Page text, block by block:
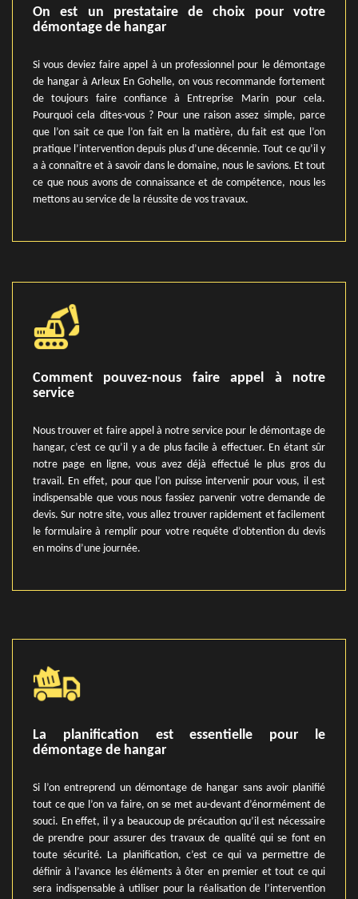
On est un prestataire de choix pour votre
démontage de hangar
Si vous deviez faire appel à un professionnel pour le démontage
de hangar à Arleux En Gohelle, on vous recommande fortement
de toujours faire confiance à Entreprise Marin pour cela.
Pourquoi cela dites-vous ? Pour une raison assez simple, parce
que l’on sait ce que l’on fait en la matière, du fait est que l’on
pratique l’intervention depuis plus d’une décennie. Tout ce qu’il y
a à connaître et à savoir dans le domaine, nous le savions. Et tout
ce que nous avons de connaissance et de compétence, nous les
mettons au service de la réussite de vos travaux.
Comment pouvez-nous faire appel à notre
service
Nous trouver et faire appel à notre service pour le démontage de
hangar, c’est ce qu’il y a de plus facile à effectuer. En étant sûr
notre page en ligne, vous avez déjà effectué le plus gros du
travail. En effet, pour que l’on puisse intervenir pour vous, il est
indispensable que vous nous fassiez parvenir votre demande de
devis. Sur notre site, vous allez trouver rapidement et facilement
le formulaire à remplir pour votre requête d’obtention du devis
en moins d’une journée.
La planification est essentielle pour le
démontage de hangar
Si l’on entreprend un démontage de hangar sans avoir planifié
tout ce que l’on va faire, on se met au-devant d’énormément de
souci. En effet, il y a beaucoup de précaution qu’il est nécessaire
de prendre pour assurer des travaux de qualité qui se font en
toute sécurité. La planification, c’est ce qui va permettre de
définir à l’avance les éléments à ôter en premier et tout ce qui
sera indispensable à utiliser pour la réalisation de l’intervention